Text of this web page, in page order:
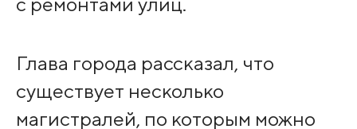
Глава города рассказал, что
существует несколько
магистралей, по которым можно